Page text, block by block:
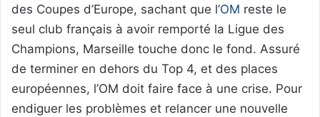
des Coupes d’Europe, sachant que l’OM reste le
seul club français à avoir remporté la Ligue des
Champions, Marseille touche donc le fond. Assuré
de terminer en dehors du Top 4, et des places
européennes, l’OM doit faire face à une crise. Pour
endiguer les problèmes et relancer une nouvelle